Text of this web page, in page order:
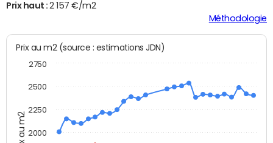
Prix haut :2 157 €/m2
Méthodologie
Prix au m2
Prix au m2 (source : estimations JDN)
2000
2250
2500
2750